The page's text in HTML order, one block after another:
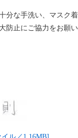
分な手洗い、マスク着
防止にご協力をお願い